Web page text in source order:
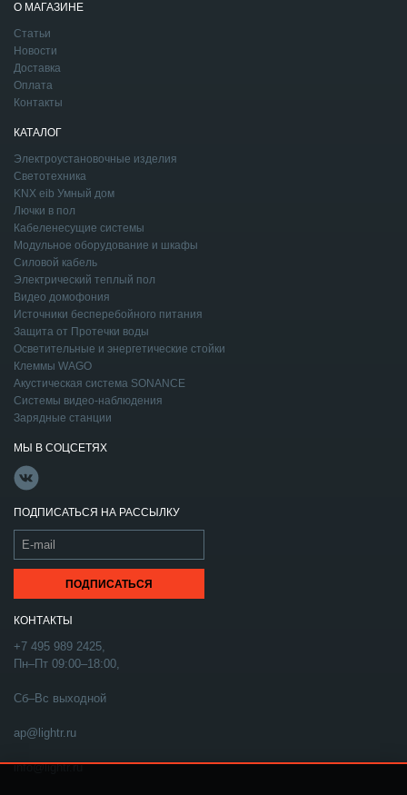
О МАГАЗИНЕ
Статьи
Новости
Доставка
Оплата
Контакты
КАТАЛОГ
Электроустановочные изделия
Светотехника
KNX eib Умный дом
Лючки в пол
Кабеленесущие системы
Модульное оборудование и шкафы
Силовой кабель
Электрический теплый пол
Видео домофония
Источники бесперебойного питания
Защита от Протечки воды
Осветительные и энергетические стойки
Клеммы WAGO
Акустическая система SONANCE
Системы видео-наблюдения
Зарядные станции
МЫ В СОЦСЕТЯХ
ПОДПИСАТЬСЯ НА РАССЫЛКУ
КОНТАКТЫ
+7 495 989 2425,
Пн–Пт 09:00–18:00,
Сб–Вс выходной
ap@lightr.ru
info@lightr.ru